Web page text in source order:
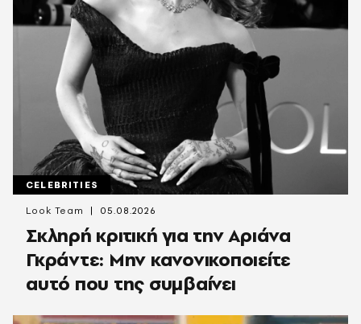
CELEBRITIES
Σκληρή κριτική για την Αριάνα
Γκράντε: Μην κανονικοποιείτε
αυτό που της συμβαίνει
Look Team 05.08.2026